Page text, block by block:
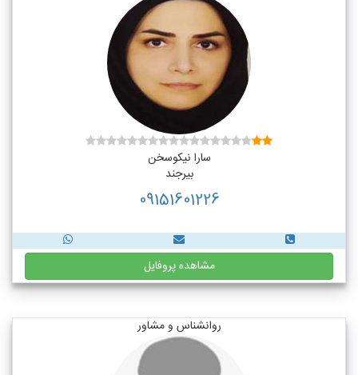
سارا نیکوسخن
بیرجند
09151601226
مشاهده پروفایل
روانشناس و مشاور